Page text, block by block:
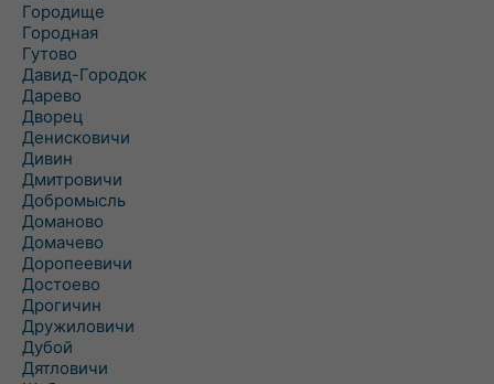
Городище
Городная
Гутово
Давид-Городок
Дарево
Дворец
Денисковичи
Дивин
Дмитровичи
Добромысль
Доманово
Домачево
Доропеевичи
Достоево
Дрогичин
Дружиловичи
Дубой
Дятловичи